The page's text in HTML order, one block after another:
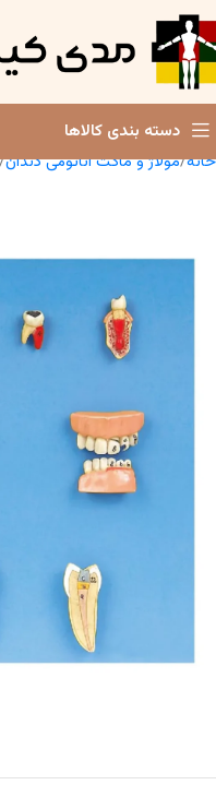
دسته بندی کالاها
خانه مولاژ و ماکت آناتومی دندان